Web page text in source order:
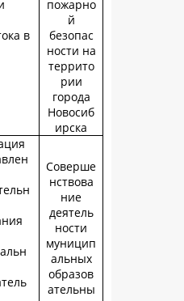
в
пожарно
й
безопас
ности на
террито
рии
города
Новосиб
ирска
Соверше
нствова
ние
деятель
ности
муницип
альных
образов
ательны